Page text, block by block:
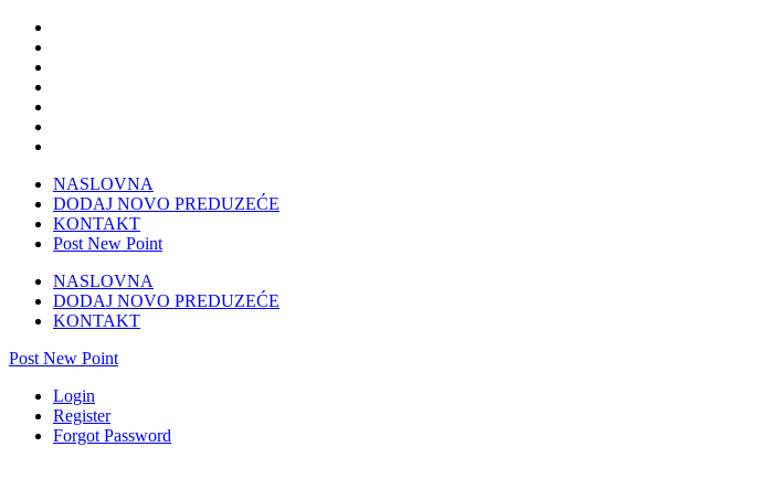
NASLOVNA
DODAJ NOVO PREDUZEĆE
KONTAKT
Post New Point
NASLOVNA
DODAJ NOVO PREDUZEĆE
KONTAKT
Post New Point
Login
Register
Forgot Password